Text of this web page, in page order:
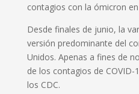
contagios con la ómicron
Desde finales de junio, la
versión predominante del
Unidos. Apenas a fines de
de los contagios de
los CDC.